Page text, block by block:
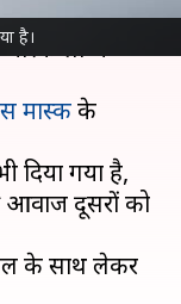
है।
2022 में टेक
लॉन्च
मास्कके
दिया गया है,
आवाज दूसरों को
के साथ लेकर